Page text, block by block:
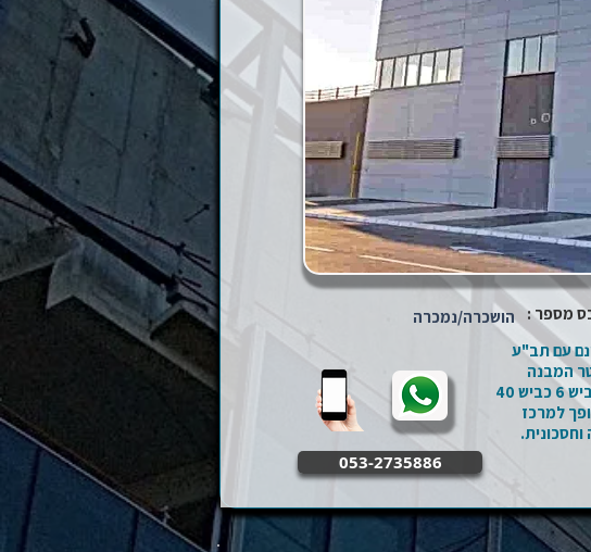
מספר : הושכרה/נמכרה
ואחסנה באזור רמלה באזור התעשייה של רמלה על מגרש של 26 דונם עם תב"ע
13 אלף מטר בנוי בטון ביסקוויט בגובה שמגיע עד ל 14 מטר המבנה
משמש לייצור ואחסנה עם גישה מצויינת לפריקה וטעינה וגישה לצירי תנועה ראשיים כגון כביש 6 כביש 40
של 13 דונם המבנה הופך למרכז
053-2735886